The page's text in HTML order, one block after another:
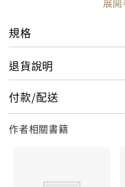
規格
退貨說明
付款/配送
作者相關書籍